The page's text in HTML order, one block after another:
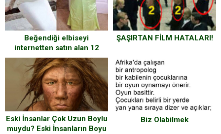
Beğendiği elbiseyi
internetten satın alan 12
şanssız kadın
ŞAŞIRTAN FİLM HATALARI!
Eski İnsanlar Çok Uzun Boylu
muydu? Eski İnsanların Boyu
Biz Olabilmek